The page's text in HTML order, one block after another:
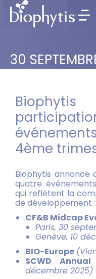
30
4ème
Biophytis annonce
quatre
qui reflètent la
de développement :
CF&B Midcap
Paris, 30
Genève, 10
BIO-Europe
SCWD Annual
décembre 2025)